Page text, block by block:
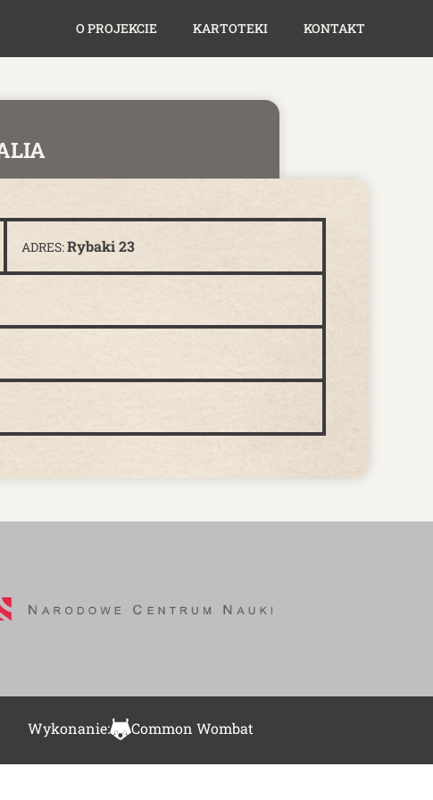
O PROJEKCIE KARTOTEKI KONTAKT
ADRES:Rybaki 23
Wykonanie: Common Wombat